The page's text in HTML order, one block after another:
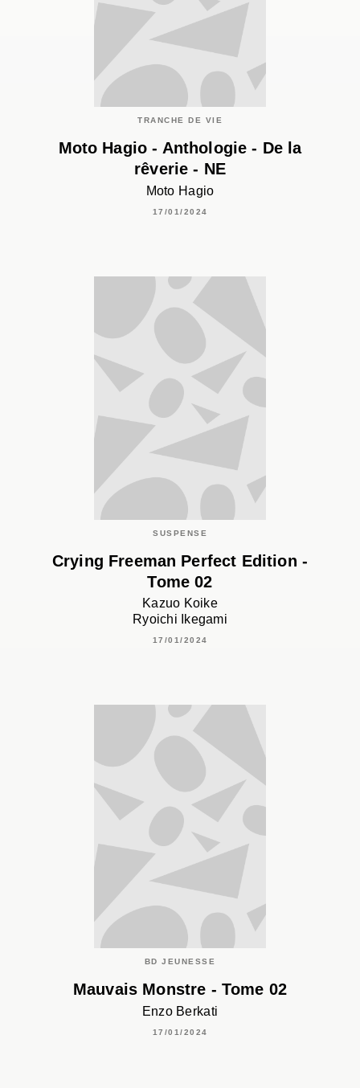
TRANCHE DE VIE
Moto Hagio - Anthologie - De la
rêverie - NE
Moto Hagio
17/01/2024
SUSPENSE
Crying Freeman Perfect Edition -
Tome 02
Kazuo Koike
Ryoichi Ikegami
17/01/2024
BD JEUNESSE
Mauvais Monstre - Tome 02
Enzo Berkati
17/01/2024